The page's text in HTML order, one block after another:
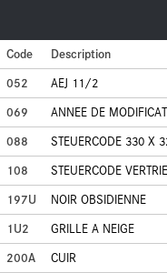
Code
Description
052
AEJ 11/2
069
ANNEE DE
088
STEUERCODE 330 X
108
STEUERCODE
197U
NOIR OBSIDIENNE
1U2
GRILLE A NEIGE
200A
CUIR